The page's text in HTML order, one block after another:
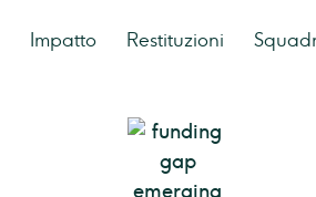
Impatto Restituzioni